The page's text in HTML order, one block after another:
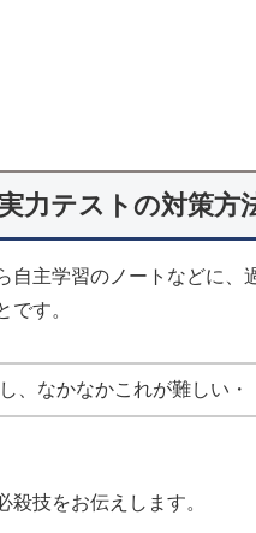
力テストの対策方
自主学習のノートなどに、
です。
、なかなかこれが難しい・
殺技をお伝えします。